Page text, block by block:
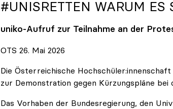
#UNISRETTEN WARUM
uniko-Aufruf zur Teilnahme an der
OTS 26. Mai 2026
Die Österreichische
zur Demonstration gegen Kürzungspläne
Das Vorhaben der Bundesregierung, den